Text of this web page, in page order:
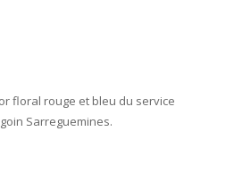
floral rouge et bleu du service
Sarreguemines.